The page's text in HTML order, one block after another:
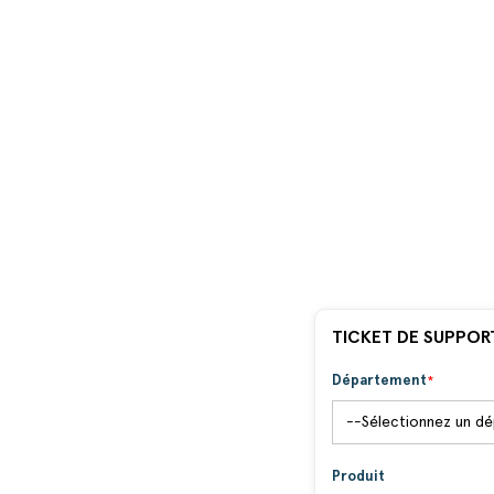
TICKET DE
Département
Produit